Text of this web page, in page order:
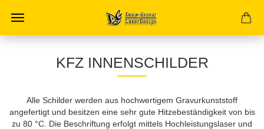
KFZ INNENSCHILDER
Alle Schilder werden aus hochwertigem Gravurkunststoff
angefertigt und besitzen eine sehr gute Hitzebeständigkeit von bis
zu 80 °C. Die Beschriftung erfolgt mittels Hochleistungslaser und